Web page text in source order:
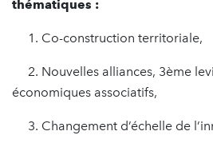
thématiques :
1. Co-construction territoriale,
2. Nouvelles alliances, 3ème
économiques associatifs,
3. Changement d’échelle de